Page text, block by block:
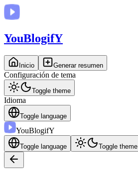
YouBlogifY
Inicio Generar resumen
Configuración de tema
Toggle theme
Idioma
Toggle language
YouBlogifY
Toggle language Toggle theme